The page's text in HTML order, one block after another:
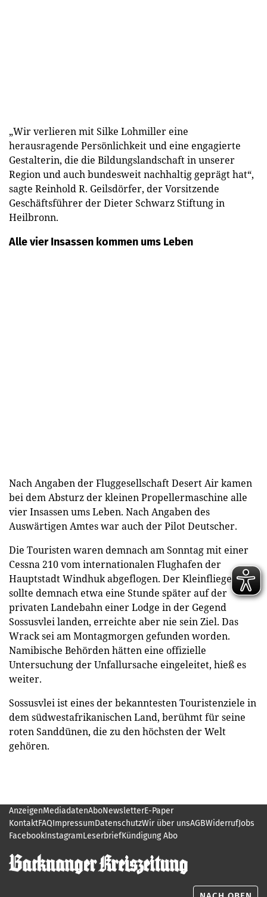
„Wir verlieren mit Silke Lohmiller eine
herausragende Persönlichkeit und eine engagierte
Gestalterin, die die Bildungslandschaft in unserer
Region und auch bundesweit nachhaltig geprägt hat“,
sagte Reinhold R. Geilsdörfer, der Vorsitzende
Geschäftsführer der Dieter Schwarz Stiftung in
Heilbronn.
Alle vier Insassen kommen ums Leben
Nach Angaben der Fluggesellschaft Desert Air kamen
bei dem Absturz der kleinen Propellermaschine alle
vier Insassen ums Leben. Nach Angaben des
Auswärtigen Amtes war auch der Pilot Deutscher.
Die Touristen waren demnach am Sonntag mit einer
Cessna 210 vom internationalen Flughafen der
Hauptstadt Windhuk abgeflogen. Der Kleinflieger
sollte demnach etwa eine Stunde später auf der
privaten Landebahn einer Lodge in der Gegend
Sossusvlei landen, erreichte aber nie sein Ziel. Das
Wrack sei am Montagmorgen gefunden worden.
Namibische Behörden hätten eine offizielle
Untersuchung der Unfallursache eingeleitet, hieß es
weiter.
Sossusvlei ist eines der bekanntesten Touristenziele in
dem südwestafrikanischen Land, berühmt für seine
roten Sanddünen, die zu den höchsten der Welt
gehören.
AnzeigenMediadatenAboNewsletterE-Paper
KontaktFAQImpressumDatenschutzWir über unsAGBWiderrufJobs
FacebookInstagramLeserbriefKündigung Abo